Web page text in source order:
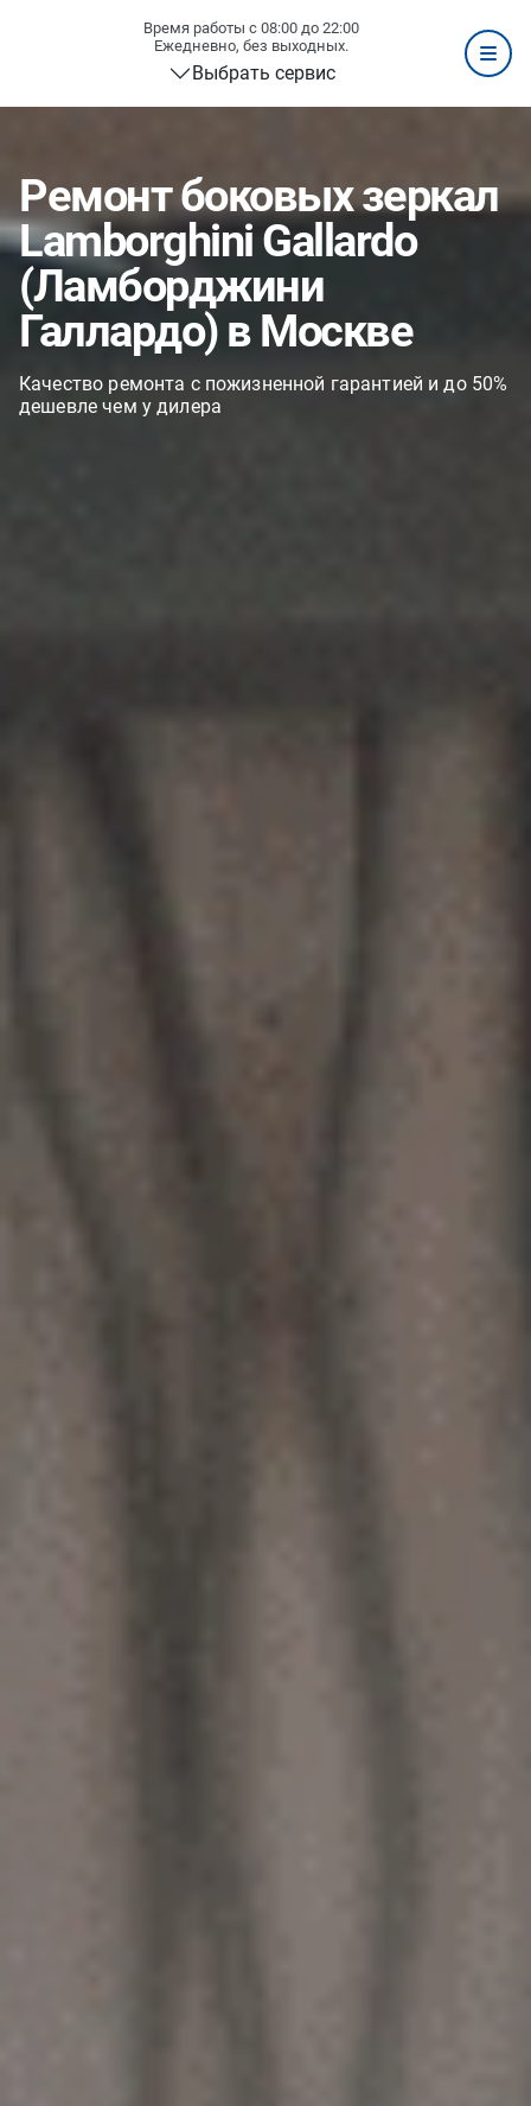
Время работы с 08:00 до 22:00
Ежедневно, без выходных.
Выбрать сервис
Ремонт боковых зеркал
Lamborghini Gallardo
(Ламборджини
Галлардо) в Москве
Качество ремонта с пожизненной гарантией и до 50%
дешевле чем у дилера